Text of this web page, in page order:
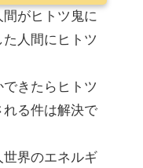
がヒトツ鬼に
人間にヒトツ
きたらヒトツ
れる件は解決で
界のエネルギ